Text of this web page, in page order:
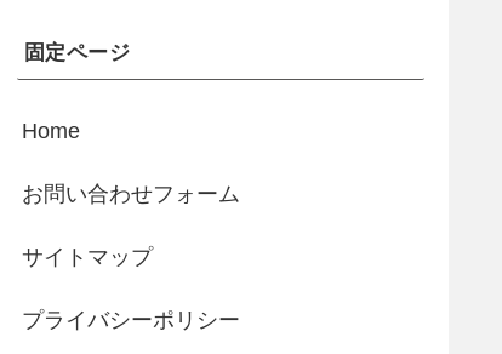
固定ページ
Home
お問い合わせフォーム
サイトマップ
プライバシーポリシー